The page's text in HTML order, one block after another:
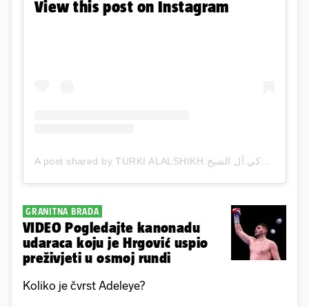
View this post on Instagram
A post shared by TURKI ALALSHIKH تركي آل الشيخ (@turki)
GRANITNA BRADA
VIDEO Pogledajte kanonadu
udaraca koju je Hrgović uspio
preživjeti u osmoj rundi
Koliko je čvrst Adeleye?